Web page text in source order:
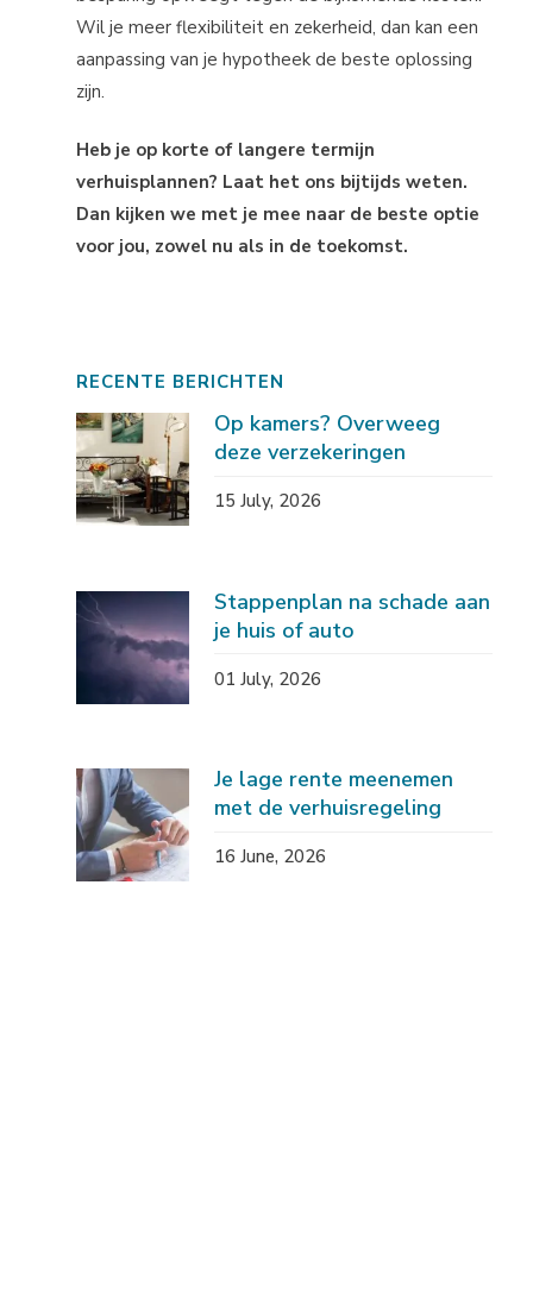
Wil je meer flexibiliteit en zekerheid, dan kan een
aanpassing van je hypotheek de beste oplossing
zijn.
Heb je op korte of langere termijn
verhuisplannen? Laat het ons bijtijds weten.
Dan kijken we met je mee naar de beste optie
voor jou, zowel nu als in de toekomst.
RECENTE BERICHTEN
Op kamers? Overweeg
deze verzekeringen
15 July, 2026
Stappenplan na schade aan
je huis of auto
01 July, 2026
Je lage rente meenemen
met de verhuisregeling
16 June, 2026